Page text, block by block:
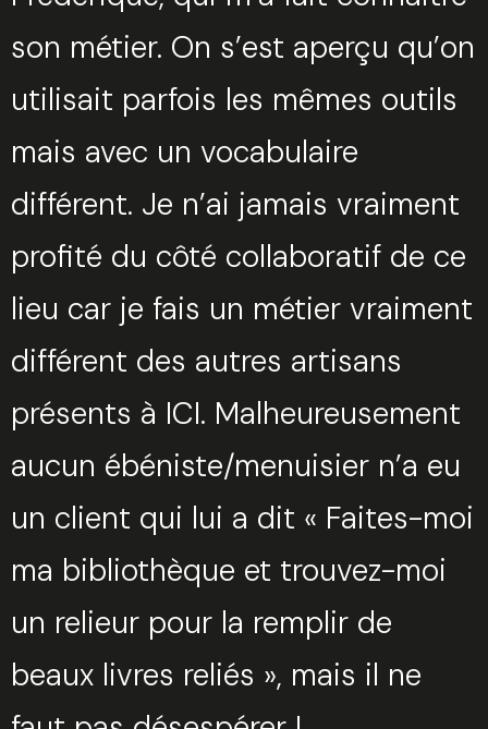
son métier. On s’est aperçu qu’on
utilisait parfois les mêmes outils
mais avec un vocabulaire
différent. Je n’ai jamais vraiment
profité du côté collaboratif de ce
lieu car je fais un métier vraiment
différent des autres artisans
présents à ICI. Malheureusement
aucun ébéniste/menuisier n’a eu
un client qui lui a dit « Faites-moi
ma bibliothèque et trouvez-moi
un relieur pour la remplir de
beaux livres reliés », mais il ne